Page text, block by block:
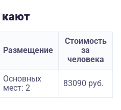
кают
Размещение
Стоимость
за
человека
Основных
мест: 2
83090 руб.